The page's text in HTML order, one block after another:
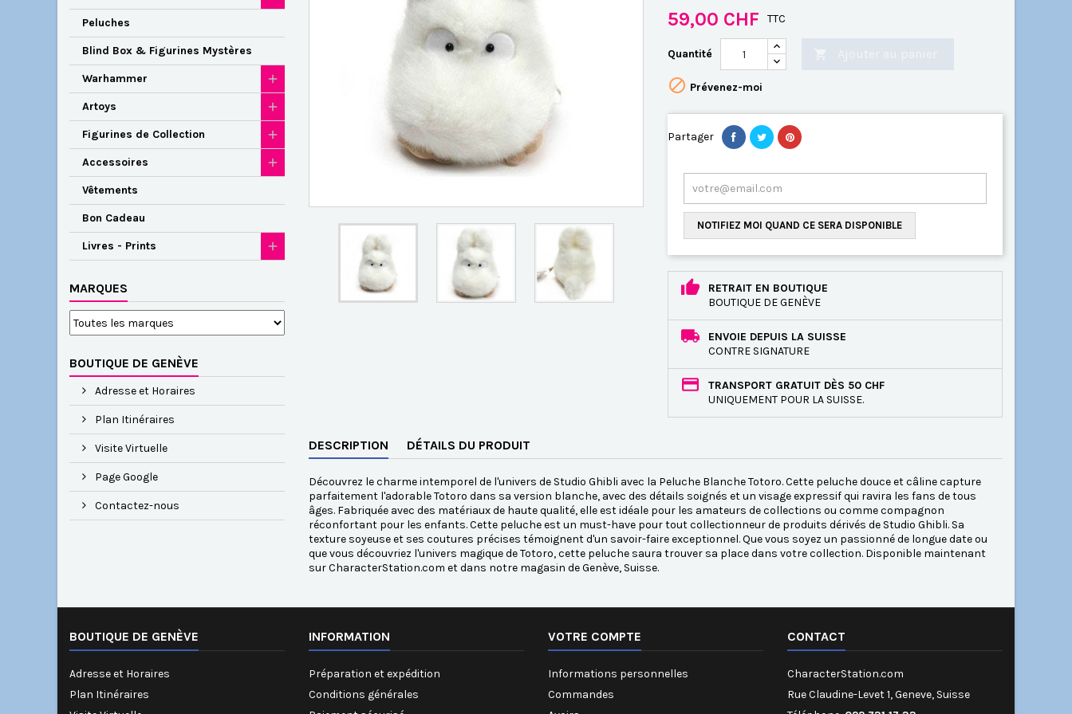
Peluches
Blind Box & Figurines Mystères
Warhammer
Artoys
Figurines de Collection
Accessoires
Vêtements
Bon Cadeau
Livres - Prints
MARQUES
BOUTIQUE DE GENÈVE
Adresse et Horaires
Plan Itinéraires
Visite Virtuelle
Page Google
Contactez-nous
59,00 CHF TTC
Quantité
 Prévenez-moi
Partager
NOTIFIEZ MOI QUAND CE SERA DISPONIBLE
RETRAIT EN BOUTIQUE
BOUTIQUE DE GENÈVE
ENVOIE DEPUIS LA SUISSE
CONTRE SIGNATURE
TRANSPORT GRATUIT DÈS 50 CHF
UNIQUEMENT POUR LA SUISSE.
DESCRIPTION DÉTAILS DU PRODUIT
Découvrez le charme intemporel de l'univers de Studio Ghibli avec la Peluche Blanche Totoro. Cette peluche douce et câline capture
parfaitement l'adorable Totoro dans sa version blanche, avec des détails soignés et un visage expressif qui ravira les fans de tous
âges. Fabriquée avec des matériaux de haute qualité, elle est idéale pour les amateurs de collections ou comme compagnon
réconfortant pour les enfants. Cette peluche est un must-have pour tout collectionneur de produits dérivés de Studio Ghibli. Sa
texture soyeuse et ses coutures précises témoignent d'un savoir-faire exceptionnel. Que vous soyez un passionné de longue date ou
que vous découvriez l'univers magique de Totoro, cette peluche saura trouver sa place dans votre collection. Disponible maintenant
sur CharacterStation.com et dans notre magasin de Genève, Suisse.
BOUTIQUE DE GENÈVE
Adresse et Horaires
Plan Itinéraires
INFORMATION
Préparation et expédition
Conditions générales
VOTRE COMPTE
Informations personnelles
Commandes
CONTACT
CharacterStation.com
Rue Claudine-Levet 1, Geneve, Suisse